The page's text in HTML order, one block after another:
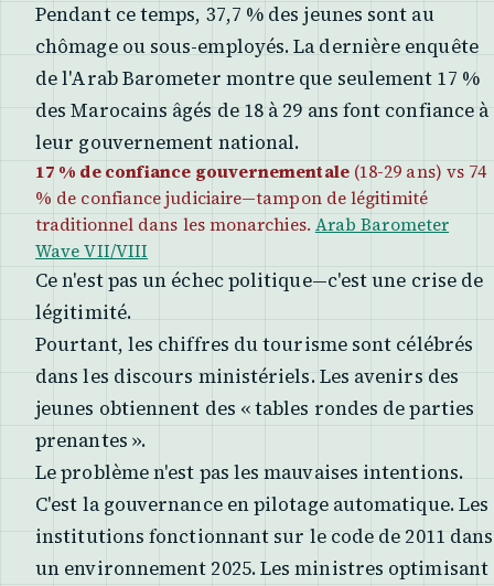
Pendant ce temps, 37,7 % des jeunes sont au
chômage ou sous-employés. La dernière enquête
de l'Arab Barometer montre que seulement 17 %
des Marocains âgés de 18 à 29 ans font confiance à
leur gouvernement national.
17 % de confiance gouvernementale(18-29 ans) vs 74
% de confiance judiciaire—tampon de légitimité
traditionnel dans les monarchies. Arab Barometer
Wave VII/VIII
Ce n'est pas un échec politique—c'est une crise de
légitimité.
Pourtant, les chiffres du tourisme sont célébrés
dans les discours ministériels. Les avenirs des
jeunes obtiennent des « tables rondes de parties
prenantes ».
Le problème n'est pas les mauvaises intentions.
C'est la gouvernance en pilotage automatique. Les
institutions fonctionnant sur le code de 2011 dans
un environnement 2025. Les ministres optimisant